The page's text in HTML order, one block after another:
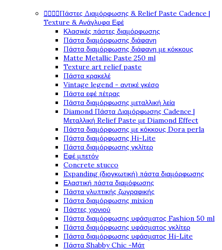
Πάστες Διαμόρφωσης & Relief Paste Cadence |
Texture & Ανάγλυφα Εφέ
Κλασικές πάστες διαμόρφωσης
Πάστα διαμόρφωσης διάφανη
Πάστα διαμόρφωσης διάφανη με κόκκους
Matte Metallic Paste 250 ml
Texture art relief paste
Πάστα κρακελέ
Vintage legend - αντικέ γκέσο
Πάστα εφέ πέτρας
Πάστα διαμόρφωσης μεταλλική λεία
Diamond Πάστα Διαμόρφωσης Cadence |
Μεταλλική Relief Paste με Diamond Effect
Πάστα διαμόρφωσης με κόκκους Dora perla
Πάστα διαμόρφωσης Hi-Lite
Πάστα διαμόρφωσης γκλίτερ
Εφέ μπετόν
Concrete stucco
Expanding (διογκωτική) πάστα διαμόρφωσης
Ελαστική πάστα διαμόφωσης
Πάστα γλυπτικής ζωγραφικής
Πάστα διαμόρφωσης mixion
Πάστες χιονιού
Πάστα διαμόρφωσης υφάσματος Fashion 50 ml
Πάστα διαμόρφωσης υφάσματος γκλίτερ
Πάστα διαμόρφωσης υφάσματος Hi-Lite
Πάστα Shabby Chic -Μάτ